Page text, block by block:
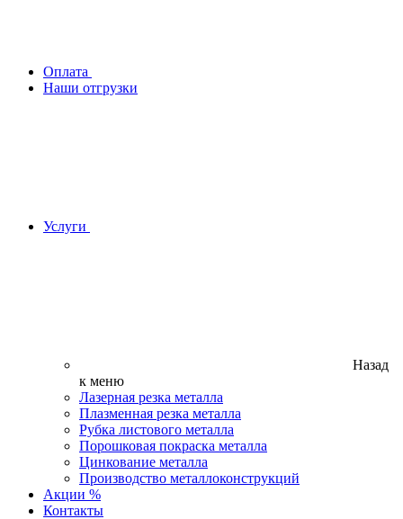
Оплата
Наши отгрузки
Услуги
Назад
к меню
Лазерная резка металла
Плазменная резка металла
Рубка листового металла
Порошковая покраска металла
Цинкование металла
Производство металлоконструкций
Акции %
Контакты